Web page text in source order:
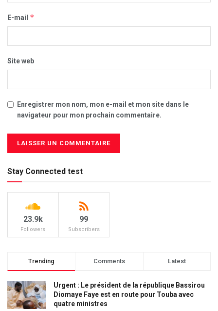
E-mail *
Site web
Enregistrer mon nom, mon e-mail et mon site dans le
navigateur pour mon prochain commentaire.
Stay Connected test
23.9k
Followers
99
Subscribers
Trending Comments Latest
Urgent : Le président de la république Bassirou
Diomaye Faye est en route pour Touba avec
quatre ministres